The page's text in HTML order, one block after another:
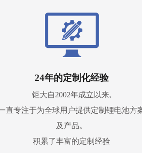
24年的定制化经验
钜大自2002年成立以来,
直专注于为全球用户提供定制锂电池方
及产品。
积累了丰富的定制经验